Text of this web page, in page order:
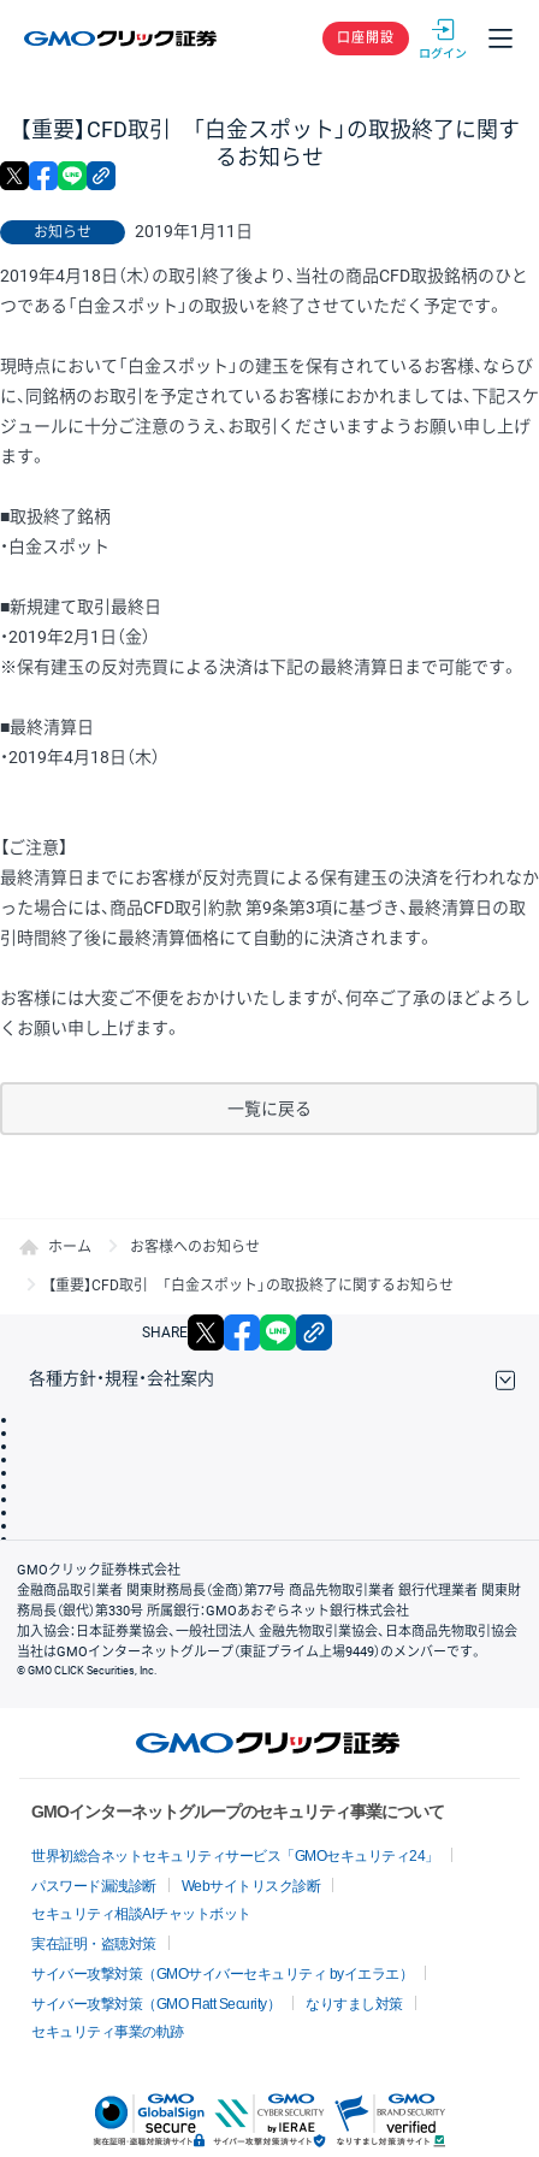
GMOクリック
口座開設
【重要】CFD取引 「白金スポット」の取扱終了に関す
るお知らせ
お知らせ 2019年1月11日
X facebook
2019年4月18日（木）の取引終了後より、当社の商品CFD取扱銘柄のひと
つである「白金スポット」の取扱いを終了させていただく予定です。
現時点において「白金スポット」の建玉を保有されているお客様、ならび
に、同銘柄のお取引を予定されているお客様におかれましては、下記スケ
ジュールに十分ご注意のうえ、お取引くださいますようお願い申し上げ
ます。
■取扱終了銘柄
・白金スポット
■新規建て取引最終日
・2019年2月1日（金）
※保有建玉の反対売買による決済は下記の最終清算日まで可能です。
■最終清算日
・2019年4月18日（木）
【ご注意】
最終清算日までにお客様が反対売買による保有建玉の決済を行われなか
った場合には、商品CFD取引約款 第9条第3項に基づき、最終清算日の取
引時間終了後に最終清算価格にて自動的に決済されます。
お客様には大変ご不便をおかけいたしますが、何卒ご了承のほどよろし
くお願い申し上げます。
一覧に戻る
ホーム お客様へのお知らせ
【重要】CFD取引 「白金スポット」の取扱終了に関するお知らせ
SHARE X facebook
各種方針・規程・会社案内
会社案内
GMOクリック証券株式会社
金融商品取引業者 関東財務局長（金商）第77号 商品先物取引業者 銀行代理業者 関東財
務局長（銀代）第330号 所属銀行：GMOあおぞらネット銀行株式会社
加入協会：日本証券業協会、一般社団法人 金融先物取引業協会、日本商品先物取引協会
当社はGMOインターネットグループ（東証プライム上場9449）のメンバーです。
© GMO CLICK Securities, Inc.
GMOインターネットグループのセキュリティ事業について
世界初総合ネットセキュリティサービス「GMOセキュリティ24」
パスワード漏洩診断
Webサイトリスク診断
セキュリティ相談AIチャットボット
実在証明・盗聴対策
サイバー攻撃対策（GMOサイバーセキュリティ byイエラエ）
サイバー攻撃対策（GMO Flatt Security）
なりすまし対策
セキュリティ事業の軌跡